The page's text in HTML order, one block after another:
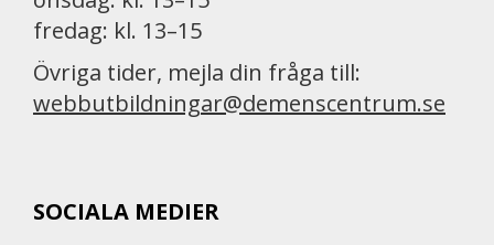
fredag: kl. 13–15
Övriga tider, mejla din fråga till:
webbutbildningar@demenscentrum.se
SOCIALA MEDIER